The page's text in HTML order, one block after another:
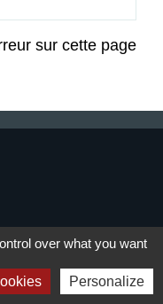
sur cette page
over what you want
Personalize